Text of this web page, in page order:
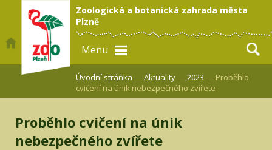
Zoologická a botanická zahrada města
Plzně
Menu
Úvodní stránka —Aktuality—2023 — Proběhlo
cvičení na únik nebezpečného zvířete
Proběhlo cvičení na únik
nebezpečného zvířete